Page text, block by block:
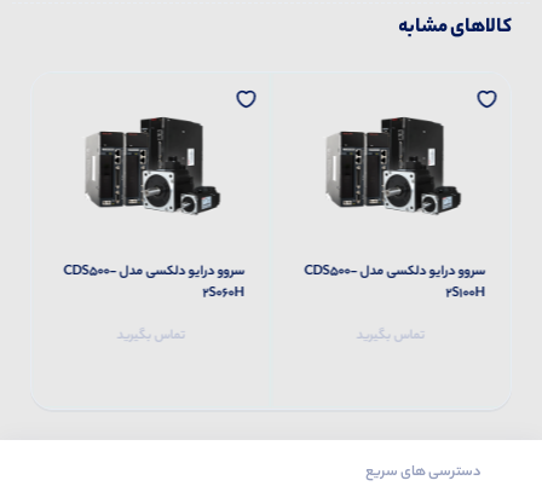
کالاهای مشابه
سروو درایو دلکسی مدل CDS500-
2S100H
تماس بگیرید
سروو درایو دلکسی مدل CDS500-
2S060H
تماس بگیرید
دسترسی های سریع